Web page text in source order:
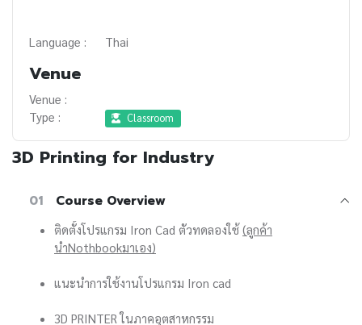
Language : Thai
Venue
Venue :
Type :
Classroom
3D Printing for Industry
01 Course Overview
ติดตั้งโปรแกรม Iron Cad ตัวทดลองใช้(ลูกค้า
นำNothbookมาเอง)
แนะนำการใช้งานโปรแกรม Iron cad
3D PRINTER ในภาคอุตสาหกรรม